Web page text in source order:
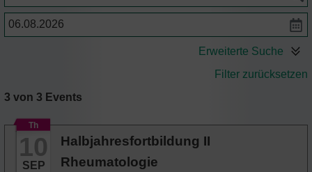
Datum
3 von 3 Events
Erweiterte Suche
Filter zurücksetzen
Th
10
SEP
Halbjahresfortbildung II
Rheumatologie